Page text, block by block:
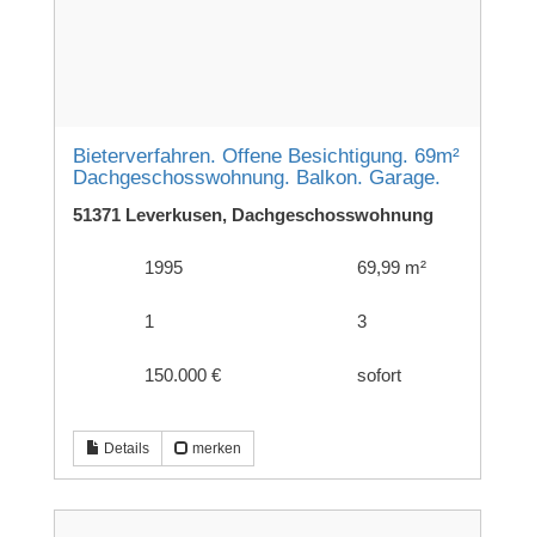
Bieterverfahren. Offene Besichtigung. 69m²
Dachgeschosswohnung. Balkon. Garage.
51371 Leverkusen, Dachgeschosswohnung
1995 69,99 m²
1 3
150.000 € sofort
Details merken